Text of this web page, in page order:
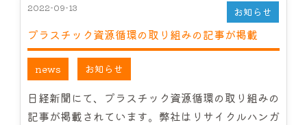
2022-09-13
プラスチック資源循環の取り組みの記事が掲載
お知らせ
news お知らせ
日経新聞にて、プラスチック資源循環の取り組みの
記事が掲載されています。弊社はリサイクルハンガ